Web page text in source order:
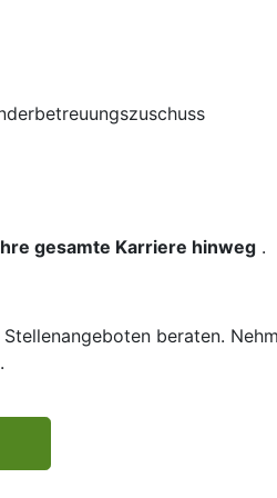
gesamte Karriere hinweg .
beraten.